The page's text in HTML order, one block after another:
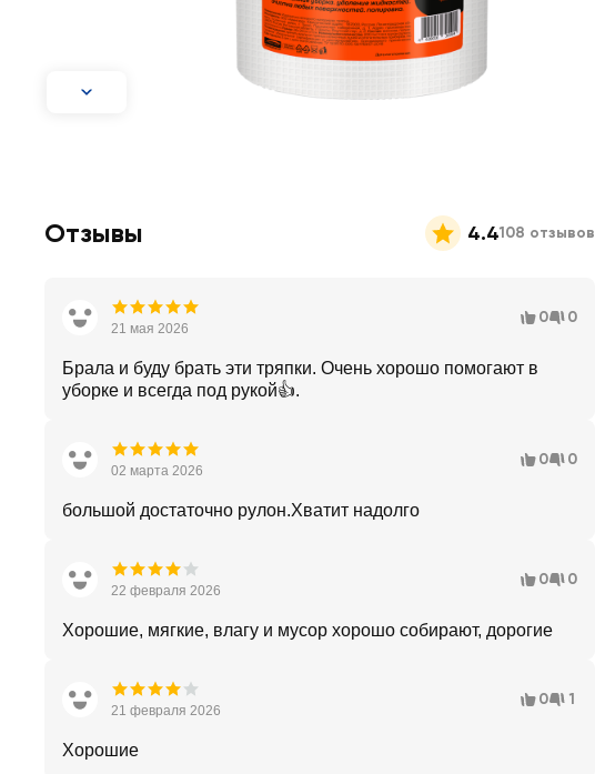
Отзывы 4.4108 отзывов
21 мая 2026
0 0
Брала и буду брать эти тряпки. Очень хорошо помогают в
уборке и всегда под рукой👍.
02 марта 2026
0 0
большой достаточно рулон.Хватит надолго
22 февраля 2026
0 0
Хорошие, мягкие, влагу и мусор хорошо собирают, дорогие
21 февраля 2026
0 1
Хорошие